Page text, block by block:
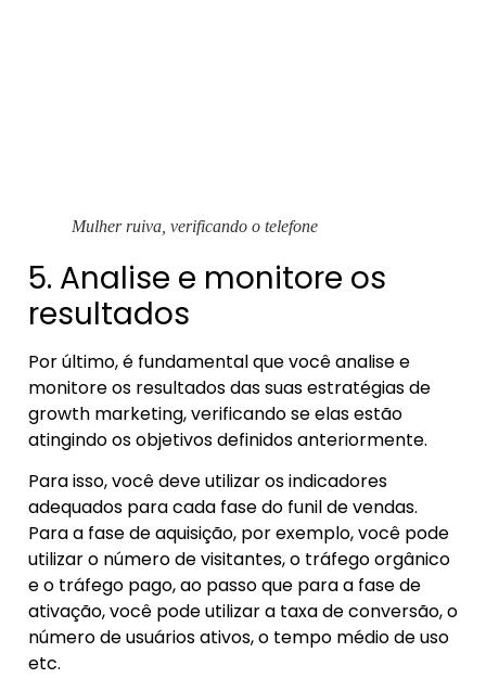
Mulher ruiva, verificando o telefone
5. Analise e monitore os
resultados
Por último, é fundamental que você analise e
monitore os resultados das suas estratégias de
growth marketing, verificando se elas estão
atingindo os objetivos definidos anteriormente.
Para isso, você deve utilizar os indicadores
adequados para cada fase do funil de vendas.
Para a fase de aquisição, por exemplo, você pode
utilizar o número de visitantes, o tráfego orgânico
e o tráfego pago, ao passo que para a fase de
ativação, você pode utilizar a taxa de conversão, o
número de usuários ativos, o tempo médio de uso
etc.